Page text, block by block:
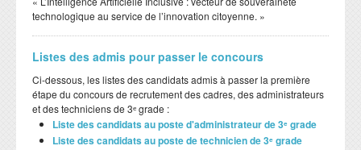
technologique au service de l’innovation citoyenne. »
Listes des admis pour passer le concours
Ci-dessous, les listes des candidats admis à passer la première
étape du concours de recrutement des cadres, des administrateurs
et des techniciens de 3ᵉ grade :
Liste des candidats au poste d'administrateur de 3ᵉ grade
Liste des candidats au poste de technicien de 3ᵉ grade